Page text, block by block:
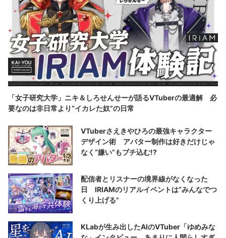
「女子研究大学」ニキ＆しろせんせーが語るVTuberの最適解 必
要なのは非日常より“イカレた奴”の日常
VTuberさえきやひろの最強キャラクター
デザイン術 アバター制作は好きだけじゃ
なく“嫌い”もブチ込む!?
配信者とリスナーの境界線がなくなった
日 IRIAMのリアルイベントは“みんなでつ
くり上げる”
KLabが生み出したAIのVTuber「ゆめみな